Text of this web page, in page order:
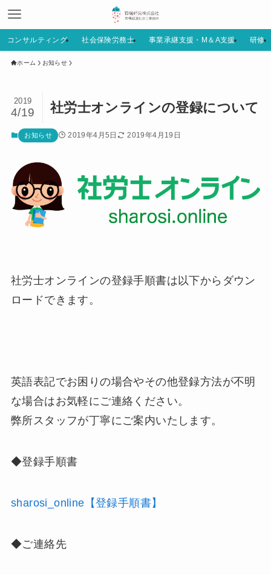
コンサルティング 社会保険労務士 事業承継支援・M＆A支援 研修
ホーム お知らせ
社労士オンラインの登録について
2019
4/19
お知らせ 2019年4月5日 2019年4月19日
社労士オンラインの登録手順書は以下からダウン
ロードできます。
英語表記でお困りの場合やその他登録方法が不明
な場合はお気軽にご連絡ください。
弊所スタッフが丁寧にご案内いたします。
◆登録手順書
sharosi_online【登録手順書】
◆ご連絡先